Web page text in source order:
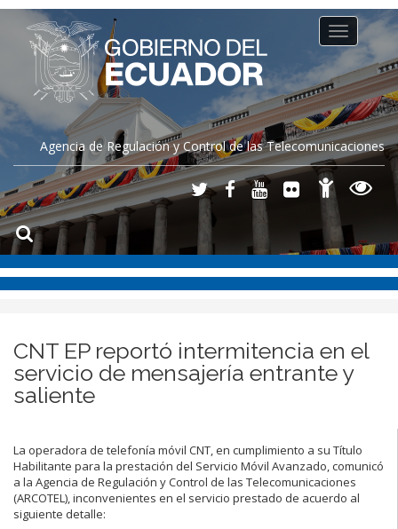
Agencia de Regulación y Control de las Telecomunicaciones
Toggle
navigation
CNT EP reportó intermitencia en el
servicio de mensajería entrante y
saliente
La operadora de telefonía móvil CNT, en cumplimiento a su Título
Habilitante para la prestación del Servicio Móvil Avanzado, comunicó
a la Agencia de Regulación y Control de las Telecomunicaciones
(ARCOTEL), inconvenientes en el servicio prestado de acuerdo al
siguiente detalle: